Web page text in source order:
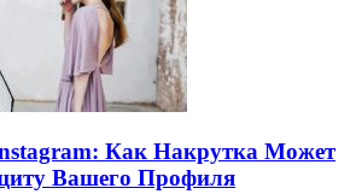
Как Накрутка Может
Вашего Профиля